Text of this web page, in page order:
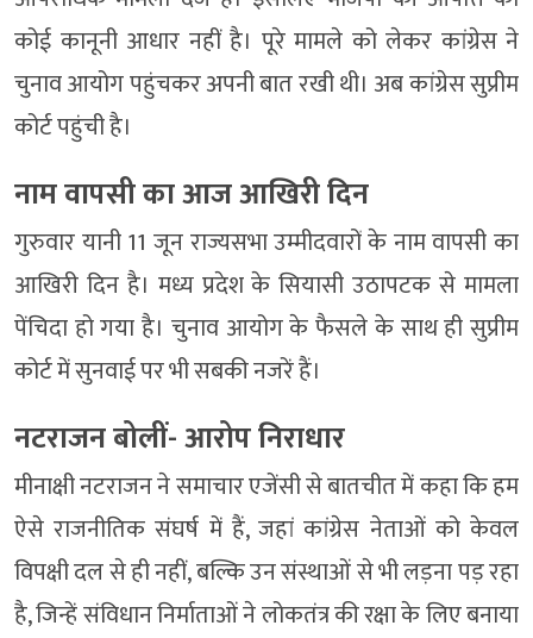
कोई कानूनी आधार नहीं है। पूरे मामले को लेकर कांग्रेस ने
चुनाव आयोग पहुंचकर अपनी बात रखी थी। अब कांग्रेस सुप्रीम
कोर्ट पहुंची है।
नाम वापसी का आज आखिरी दिन
गुरुवार यानी 11 जून राज्यसभा उम्मीदवारों के नाम वापसी का
आखिरी दिन है। मध्य प्रदेश के सियासी उठापटक से मामला
पेंचिदा हो गया है। चुनाव आयोग के फैसले के साथ ही सुप्रीम
कोर्ट में सुनवाई पर भी सबकी नजरें हैं।
नटराजन बोलीं- आरोप निराधार
मीनाक्षी नटराजन ने समाचार एजेंसी से बातचीत में कहा कि हम
ऐसे राजनीतिक संघर्ष में हैं, जहां कांग्रेस नेताओं को केवल
विपक्षी दल से ही नहीं, बल्कि उन संस्थाओं से भी लड़ना पड़ रहा
है, जिन्हें संविधान निर्माताओं ने लोकतंत्र की रक्षा के लिए बनाया